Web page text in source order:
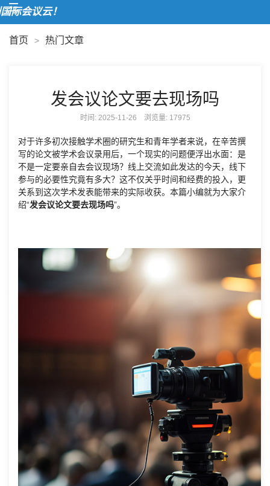
首页 > 热门文章
发会议论文要去现场吗
时间: 2025-11-26 浏览量: 17975
对于许多初次接触学术圈的研究生和青年学者来说，在辛苦撰
写的论文被学术会议录用后，一个现实的问题便浮出水面：是
不是一定要亲自去会议现场？线上交流如此发达的今天，线下
参与的必要性究竟有多大？这不仅关乎时间和经费的投入，更
关系到这次学术发表能带来的实际收获。本篇小编就为大家介
绍“发会议论文要去现场吗”。